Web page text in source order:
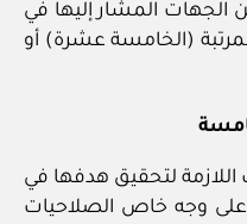
الجهات المشار إليها في
المرتبة (الخامسة عشرة) أو
اللازمة لتحقيق هدفها في
على وجه خاص الصلاحيات